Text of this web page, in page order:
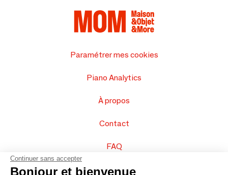
Paramétrer mes cookies
Piano Analytics
À propos
Contact
FAQ
Vendez vos produits
Continuer sans accepter
Bonjour et bienvenue